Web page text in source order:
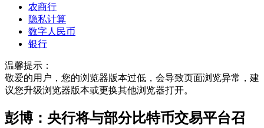
农商行
隐私计算
数字人民币
银行
温馨提示：
敬爱的用户，您的浏览器版本过低，会导致页面浏览异常，建
议您升级浏览器版本或更换其他浏览器打开。
彭博：央行将与部分比特币交易平台召